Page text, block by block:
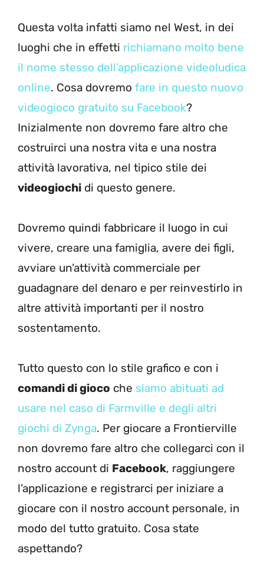
Questa volta infatti siamo nel West, in dei
luoghi che in effetti richiamano molto bene
il nome stesso dell’applicazione videoludica
online. Cosa dovremo fare in questo nuovo
videogioco gratuito su Facebook?
Inizialmente non dovremo fare altro che
costruirci una nostra vita e una nostra
attività lavorativa, nel tipico stile dei
videogiochi di questo genere.
Dovremo quindi fabbricare il luogo in cui
vivere, creare una famiglia, avere dei figli,
avviare un’attività commerciale per
guadagnare del denaro e per reinvestirlo in
altre attività importanti per il nostro
sostentamento.
Tutto questo con lo stile grafico e con i
comandi di gioco che siamo abituati ad
usare nel caso di Farmville e degli altri
giochi di Zynga. Per giocare a Frontierville
non dovremo fare altro che collegarci con il
nostro account di Facebook, raggiungere
l’applicazione e registrarci per iniziare a
giocare con il nostro account personale, in
modo del tutto gratuito. Cosa state
aspettando?